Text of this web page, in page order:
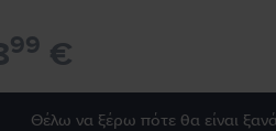
99 €
Θέλω να ξέρω πότε θα είναι